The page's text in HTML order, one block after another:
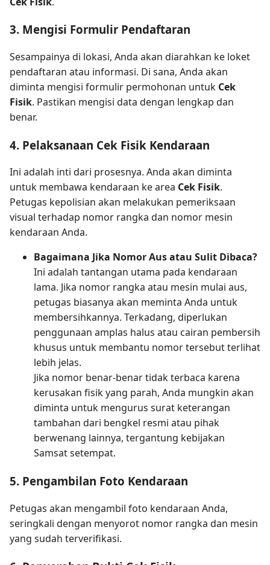
3. Mengisi Formulir Pendaftaran
Sesampainya di lokasi, Anda akan diarahkan ke loket
pendaftaran atau informasi. Di sana, Anda akan
diminta mengisi formulir permohonan untuk Cek
Fisik. Pastikan mengisi data dengan lengkap dan
benar.
4. Pelaksanaan Cek Fisik Kendaraan
Ini adalah inti dari prosesnya. Anda akan diminta
untuk membawa kendaraan ke area Cek Fisik.
Petugas kepolisian akan melakukan pemeriksaan
visual terhadap nomor rangka dan nomor mesin
kendaraan Anda.
Bagaimana Jika Nomor Aus atau Sulit Dibaca?
Ini adalah tantangan utama pada kendaraan
lama. Jika nomor rangka atau mesin mulai aus,
petugas biasanya akan meminta Anda untuk
membersihkannya. Terkadang, diperlukan
penggunaan amplas halus atau cairan pembersih
khusus untuk membantu nomor tersebut terlihat
lebih jelas.
Jika nomor benar-benar tidak terbaca karena
kerusakan fisik yang parah, Anda mungkin akan
diminta untuk mengurus surat keterangan
tambahan dari bengkel resmi atau pihak
berwenang lainnya, tergantung kebijakan
Samsat setempat.
5. Pengambilan Foto Kendaraan
Petugas akan mengambil foto kendaraan Anda,
seringkali dengan menyorot nomor rangka dan mesin
yang sudah terverifikasi.